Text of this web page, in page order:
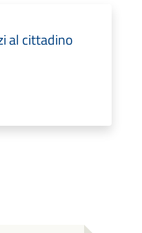
al cittadino